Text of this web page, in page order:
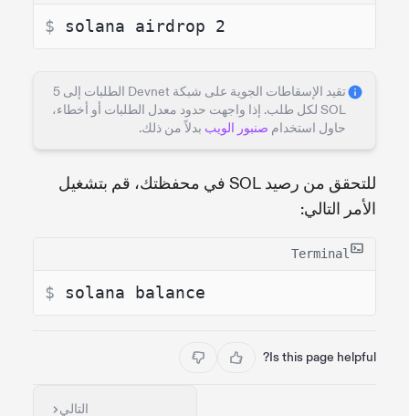
$ solana airdrop 2
تقيد الإسقاطات الجوية على شبكة Devnet الطلبات إلى 5
SOL لكل طلب. إذا واجهت حدود معدل الطلبات أو أخطاء،
حاول استخدام صنبور الويب بدلاً من ذلك.
للتحقق من رصيد SOL في محفظتك، قم بتشغيل
الأمر التالي:
Terminal
$ solana balance
Is this page helpful?
التالي